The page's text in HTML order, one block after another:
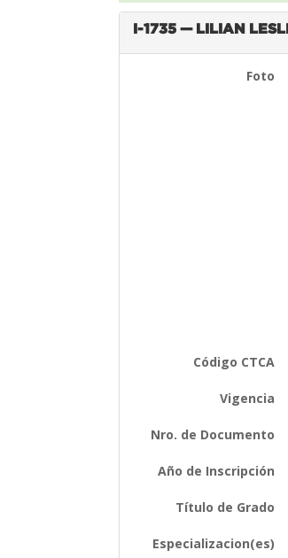
I-1735 — LILIAN
Foto
Código CTCA
Vigencia
Nro. de Documento
Año de Inscripción
Título de Grado
Especializacion(es)